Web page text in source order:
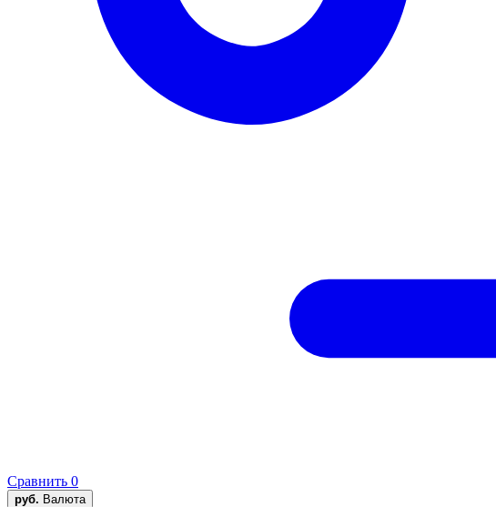
Сравнить 0
руб. Валюта